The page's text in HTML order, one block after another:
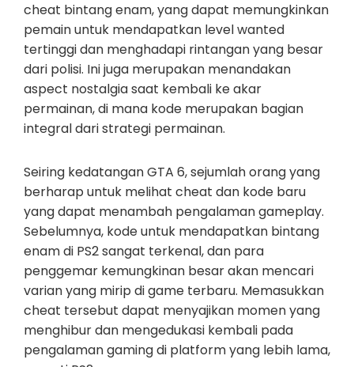
cheat bintang enam, yang dapat memungkinkan
pemain untuk mendapatkan level wanted
tertinggi dan menghadapi rintangan yang besar
dari polisi. Ini juga merupakan menandakan
aspect nostalgia saat kembali ke akar
permainan, di mana kode merupakan bagian
integral dari strategi permainan.
Seiring kedatangan GTA 6, sejumlah orang yang
berharap untuk melihat cheat dan kode baru
yang dapat menambah pengalaman gameplay.
Sebelumnya, kode untuk mendapatkan bintang
enam di PS2 sangat terkenal, dan para
penggemar kemungkinan besar akan mencari
varian yang mirip di game terbaru. Memasukkan
cheat tersebut dapat menyajikan momen yang
menghibur dan mengedukasi kembali pada
pengalaman gaming di platform yang lebih lama,